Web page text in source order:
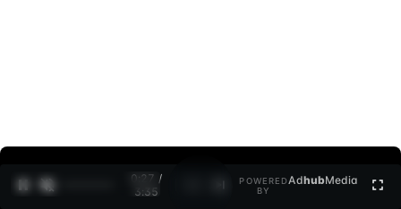
0:27 /
3:35
POWERED
BY
AdhubMedia